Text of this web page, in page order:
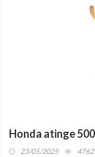
Honda atinge
23/05/2025 4762